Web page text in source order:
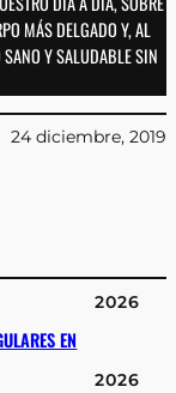
MÁS DELGADO Y, AL
Y SALUDABLE SIN
24 diciembre, 2019
2026
EN
2026